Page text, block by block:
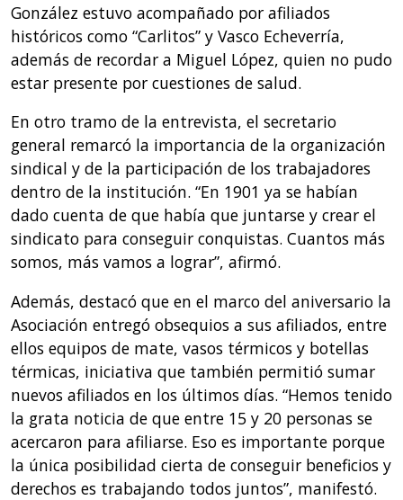
González estuvo acompañado por afiliados
históricos como “Carlitos” y Vasco Echeverría,
además de recordar a Miguel López, quien no pudo
estar presente por cuestiones de salud.
En otro tramo de la entrevista, el secretario
general remarcó la importancia de la organización
sindical y de la participación de los trabajadores
dentro de la institución. “En 1901 ya se habían
dado cuenta de que había que juntarse y crear el
sindicato para conseguir conquistas. Cuantos más
somos, más vamos a lograr”, afirmó.
Además, destacó que en el marco del aniversario la
Asociación entregó obsequios a sus afiliados, entre
ellos equipos de mate, vasos térmicos y botellas
térmicas, iniciativa que también permitió sumar
nuevos afiliados en los últimos días. “Hemos tenido
la grata noticia de que entre 15 y 20 personas se
acercaron para afiliarse. Eso es importante porque
la única posibilidad cierta de conseguir beneficios y
derechos es trabajando todos juntos”, manifestó.